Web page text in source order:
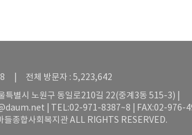
| 전체 방문자 : 5,223,642
특별시 노원구 동일로210길 22(중계3동 515-3) |
| TEL:02-971-8387~8 | FAX:02-976-
들종합사회복지관 ALL RIGHTS RESERVED.